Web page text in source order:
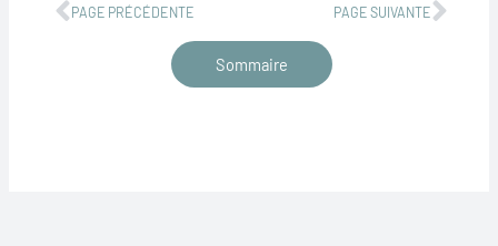
PAGE PRÉCÉDENTE PAGE SUIVANTE
Sommaire